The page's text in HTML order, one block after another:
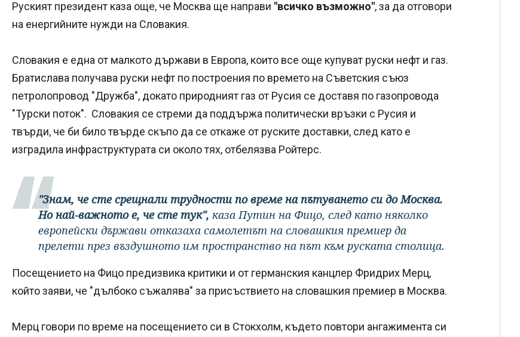
Руският президент каза още, че Москва ще направи "всичко възможно", за да отговори
на енергийните нужди на Словакия.
Словакия е една от малкото държави в Европа, които все още купуват руски нефт и газ.
Братислава получава руски нефт по построения по времето на Съветския съюз
петролопровод "Дружба", докато природният газ от Русия се доставя по газопровода
"Турски поток". Словакия се стреми да поддържа политически връзки с Русия и
твърди, че би било твърде скъпо да се откаже от руските доставки, след като е
изградила инфраструктурата си около тях, отбелязва Ройтерс.
"Знам, че сте срещнали трудности по време на пътуването си до Москва.
Но най-важното е, че сте тук", каза Путин на Фицо, след като няколко
европейски държави отказаха самолетът на словашкия премиер да
прелети през въздушното им пространство на път към руската столица.
Посещението на Фицо предизвика критики и от германския канцлер Фридрих Мерц,
който заяви, че "дълбоко съжалява" за присъствието на словашкия премиер в Москва.
Мерц говори по време на посещението си в Стокхолм, където повтори ангажимента си